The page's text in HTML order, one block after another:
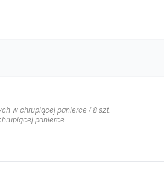
w chrupiącej panierce / 8 szt.
panierce